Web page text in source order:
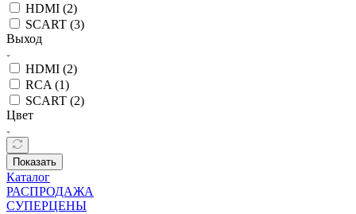
HDMI (2)
SCART (3)
Выход
HDMI (2)
RCA (1)
SCART (2)
Цвет
Показать
Каталог
РАСПРОДАЖА
СУПЕРЦЕНЫ